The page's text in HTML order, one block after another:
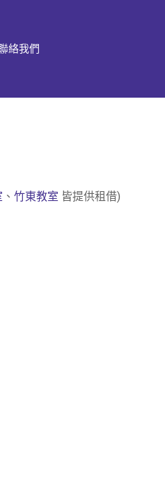
絡我們
、竹東教室 皆提供租借)